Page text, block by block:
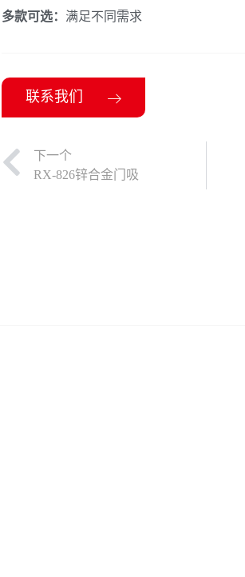
多款可选： 满足不同需求
联系我们
下一个
RX-826锌合金门吸